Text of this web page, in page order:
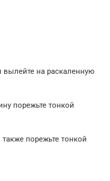
вылейте на раскаленную
порежьте тонкой
порежьте тонкой